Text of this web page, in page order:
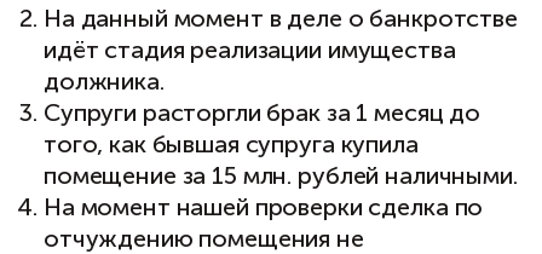
На данный момент в деле о банкротстве
идёт стадия реализации имущества
должника.
Супруги расторгли брак за 1 месяц до
того, как бывшая супруга купила
помещение за 15 млн. рублей наличными.
На момент нашей проверки сделка по
отчуждению помещения не